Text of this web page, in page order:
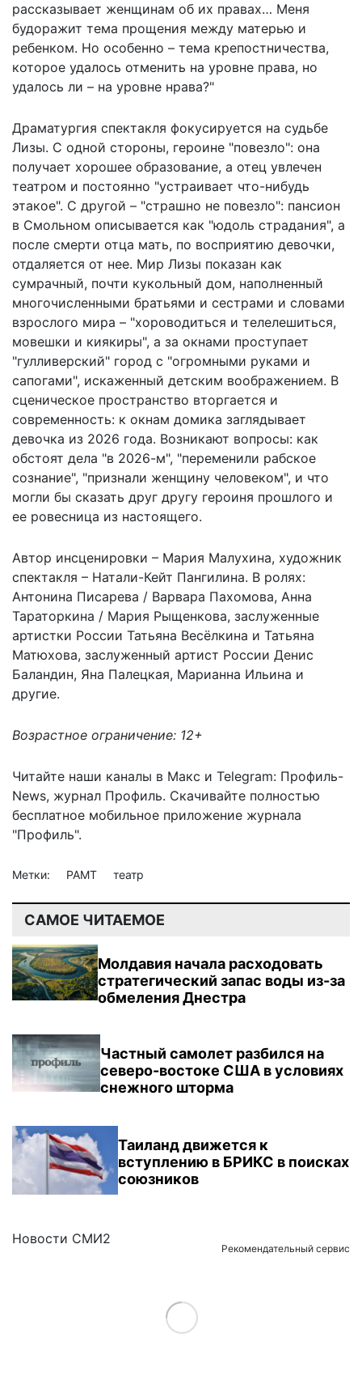
рассказывает женщинам об их правах… Меня
будоражит тема прощения между матерью и
ребенком. Но особенно – тема крепостничества,
которое удалось отменить на уровне права, но
удалось ли – на уровне нрава?"
Драматургия спектакля фокусируется на судьбе
Лизы. С одной стороны, героине "повезло": она
получает хорошее образование, а отец увлечен
театром и постоянно "устраивает что-нибудь
этакое". С другой – "страшно не повезло": пансион
в Смольном описывается как "юдоль страдания", а
после смерти отца мать, по восприятию девочки,
отдаляется от нее. Мир Лизы показан как
сумрачный, почти кукольный дом, наполненный
многочисленными братьями и сестрами и словами
взрослого мира – "хороводиться и телелешиться,
мовешки и киякиры", а за окнами проступает
"гулливерский" город с "огромными руками и
сапогами", искаженный детским воображением. В
сценическое пространство вторгается и
современность: к окнам домика заглядывает
девочка из 2026 года. Возникают вопросы: как
обстоят дела "в 2026-м", "переменили рабское
сознание", "признали женщину человеком", и что
могли бы сказать друг другу героиня прошлого и
ее ровесница из настоящего.
Автор инсценировки – Мария Малухина, художник
спектакля – Натали-Кейт Пангилина. В ролях:
Антонина Писарева / Варвара Пахомова, Анна
Тараторкина / Мария Рыщенкова, заслуженные
артистки России Татьяна Весёлкина и Татьяна
Матюхова, заслуженный артист России Денис
Баландин, Яна Палецкая, Марианна Ильина и
другие.
Возрастное ограничение: 12+
Читайте наши каналы в Макс и Telegram: Профиль-
News, журнал Профиль. Скачивайте полностью
бесплатное мобильное приложение журнала
"Профиль".
Метки: РАМТ театр
САМОЕ ЧИТАЕМОЕ
Молдавия начала расходовать
стратегический запас воды из-за
обмеления Днестра
Частный самолет разбился на
северо-востоке США в условиях
снежного шторма
Таиланд движется к
вступлению в БРИКС в поисках
союзников
Новости СМИ2
Рекомендательный сервис
Load More